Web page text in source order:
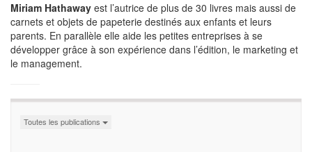
Miriam Hathaway est l’autrice de plus de 30 livres mais aussi de
carnets et objets de papeterie destinés aux enfants et leurs
parents. En parallèle elle aide les petites entreprises à se
développer grâce à son expérience dans l’édition, le marketing et
le management.
Toutes les publications